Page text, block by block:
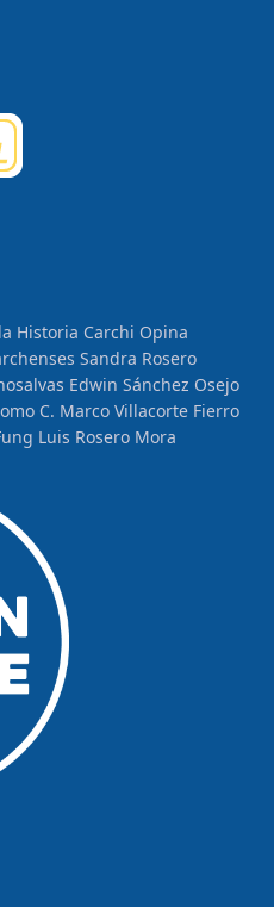
Historia Carchi Opina
Sandra Rosero
Edwin Sánchez Osejo
C. Marco Villacorte Fierro
Luis Rosero Mora